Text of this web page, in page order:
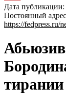
Дата
Постоянный
https://fedpress.ru/